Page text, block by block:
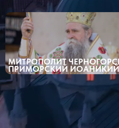
МИТРОПОЛИТ ЧЕРНОГОРСКО-
ПРИМОРСКИЙ ИОАНИКИЙ